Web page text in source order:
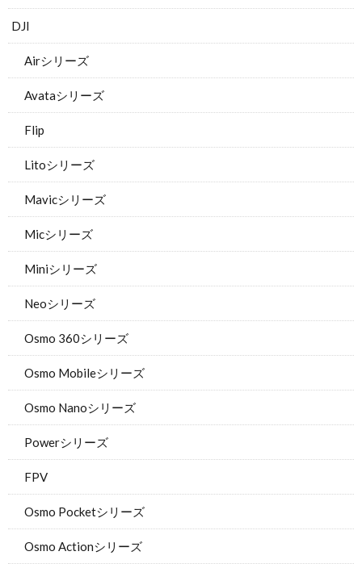
DJI
Airシリーズ
Avataシリーズ
Flip
Litoシリーズ
Mavicシリーズ
Micシリーズ
Miniシリーズ
Neoシリーズ
Osmo 360シリーズ
Osmo Mobileシリーズ
Osmo Nanoシリーズ
Powerシリーズ
FPV
Osmo Pocketシリーズ
Osmo Actionシリーズ